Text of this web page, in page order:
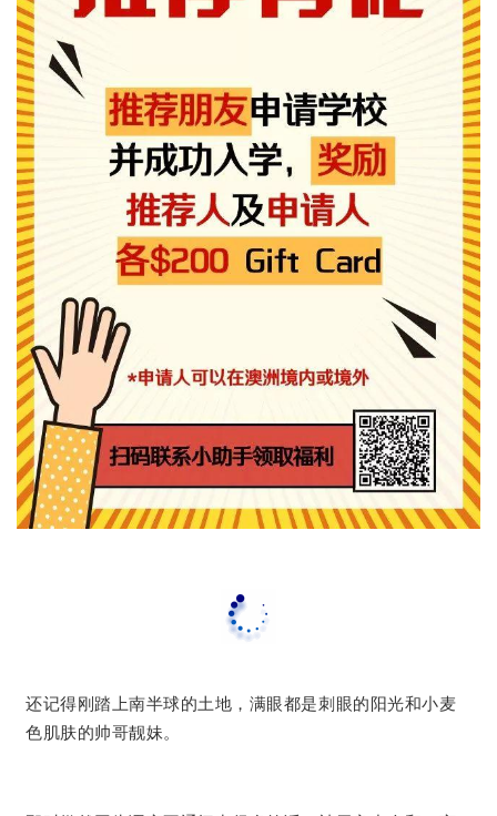
还记得刚踏上南半球的土地，满眼都是刺眼的阳光和小麦
色肌肤的帅哥靓妹。